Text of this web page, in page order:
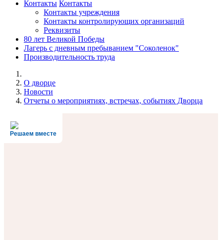
Контакты Контакты
Контакты учреждения
Контакты контролирующих организаций
Реквизиты
80 лет Великой Победы
Лагерь с дневным пребыванием "Соколенок"
Производительность труда
О дворце
Новости
Отчеты о мероприятиях, встречах, событиях Дворца
Решаем вместе